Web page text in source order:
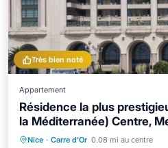
Très bien noté
Appartement
Résidence la plus
la Méditerranée) Centre,
Nice · Carre d'Or 0.08 mi au centre
Front de mer
Vue sur